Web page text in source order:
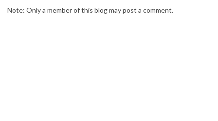
Note: Only a member of this blog may post a comment.